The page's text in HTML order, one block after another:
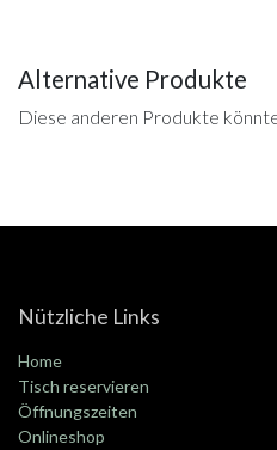
Alternative Produkte
Diese anderen Produkte
Nützliche Links
Home
Tisch reservieren
Öffnungszeiten
Onlineshop